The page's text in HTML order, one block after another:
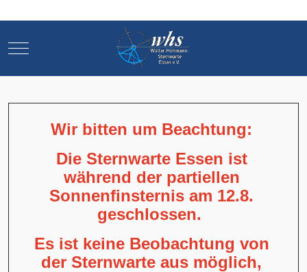
Mobile Menu Toggle
Wir bitten um Beachtung:
Die Sternwarte Essen ist
während der partiellen
Sonnenfinsternis am 12.8.
geschlossen.
Es ist keine Beobachtung von
der Sternwarte aus möglich,